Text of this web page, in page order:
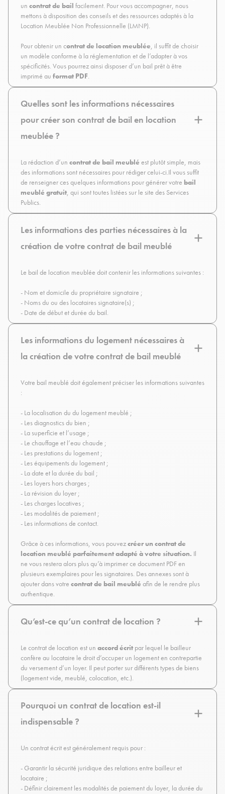
un contrat de bail facilement. Pour vous accompagner, nous
mettons à disposition des conseils et des ressources adaptés à la
Location Meublée Non Professionnelle (LMNP).
Pour obtenir un contrat de location meublée, il suffit de choisir
un modèle conforme à la réglementation et de l’adapter à vos
spécificités. Vous pourrez ainsi disposer d’un bail prêt à être
imprimé au format PDF.
Quelles sont les informations nécessaires
pour créer son contrat de bail en location
meublée ?
La rédaction d’un contrat de bail meublé est plutôt simple, mais
des informations sont nécessaires pour rédiger celui-ci.Il vous suffit
de renseigner ces quelques informations pour générer votre bail
meublé gratuit, qui sont toutes listées sur le site des Services
Publics.
Les informations des parties nécessaires à la
création de votre contrat de bail meublé
Le bail de location meublée doit contenir les informations suivantes :
- Nom et domicile du propriétaire signataire ;
- Noms du ou des locataires signataire(s) ;
- Date de début et durée du bail.
Les informations du logement nécessaires à
la création de votre contrat de bail meublé
Votre bail meublé doit également préciser les informations suivantes
:
- La localisation du du logement meublé ;
- Les diagnostics du bien ;
- La superficie et l’usage ;
- Le chauffage et l’eau chaude ;
- Les prestations du logement ;
- Les équipements du logement ;
- La date et la durée du bail ;
- Les loyers hors charges ;
- La révision du loyer ;
- Les charges locatives ;
- Les modalités de paiement ;
- Les informations de contact.
Grâce à ces informations, vous pouvezcréer un contrat de
location meublé parfaitement adapté à votre situation. Il
ne vous restera alors plus qu’à imprimer ce document PDF en
plusieurs exemplaires pour les signataires. Des annexes sont à
ajouter dans votre contrat de bail meublé afin de le rendre plus
authentique.
Qu’est-ce qu’un contrat de location ?
Le contrat de location est un accord écrit par lequel le bailleur
confère au locataire le droit d’occuper un logement en contrepartie
du versement d’un loyer. Il peut porter sur différents types de biens
(logement vide, meublé, colocation, etc.).
Pourquoi un contrat de location est-il
indispensable ?
Un contrat écrit est généralement requis pour :
- Garantir la sécurité juridique des relations entre bailleur et
locataire ;
- Définir clairement les modalités de paiement du loyer, la durée du